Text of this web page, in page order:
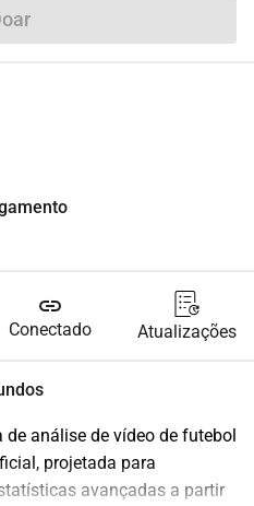
link
Conectado Atualizações
análise de vídeo de futebol
projetada para
avançadas a partir